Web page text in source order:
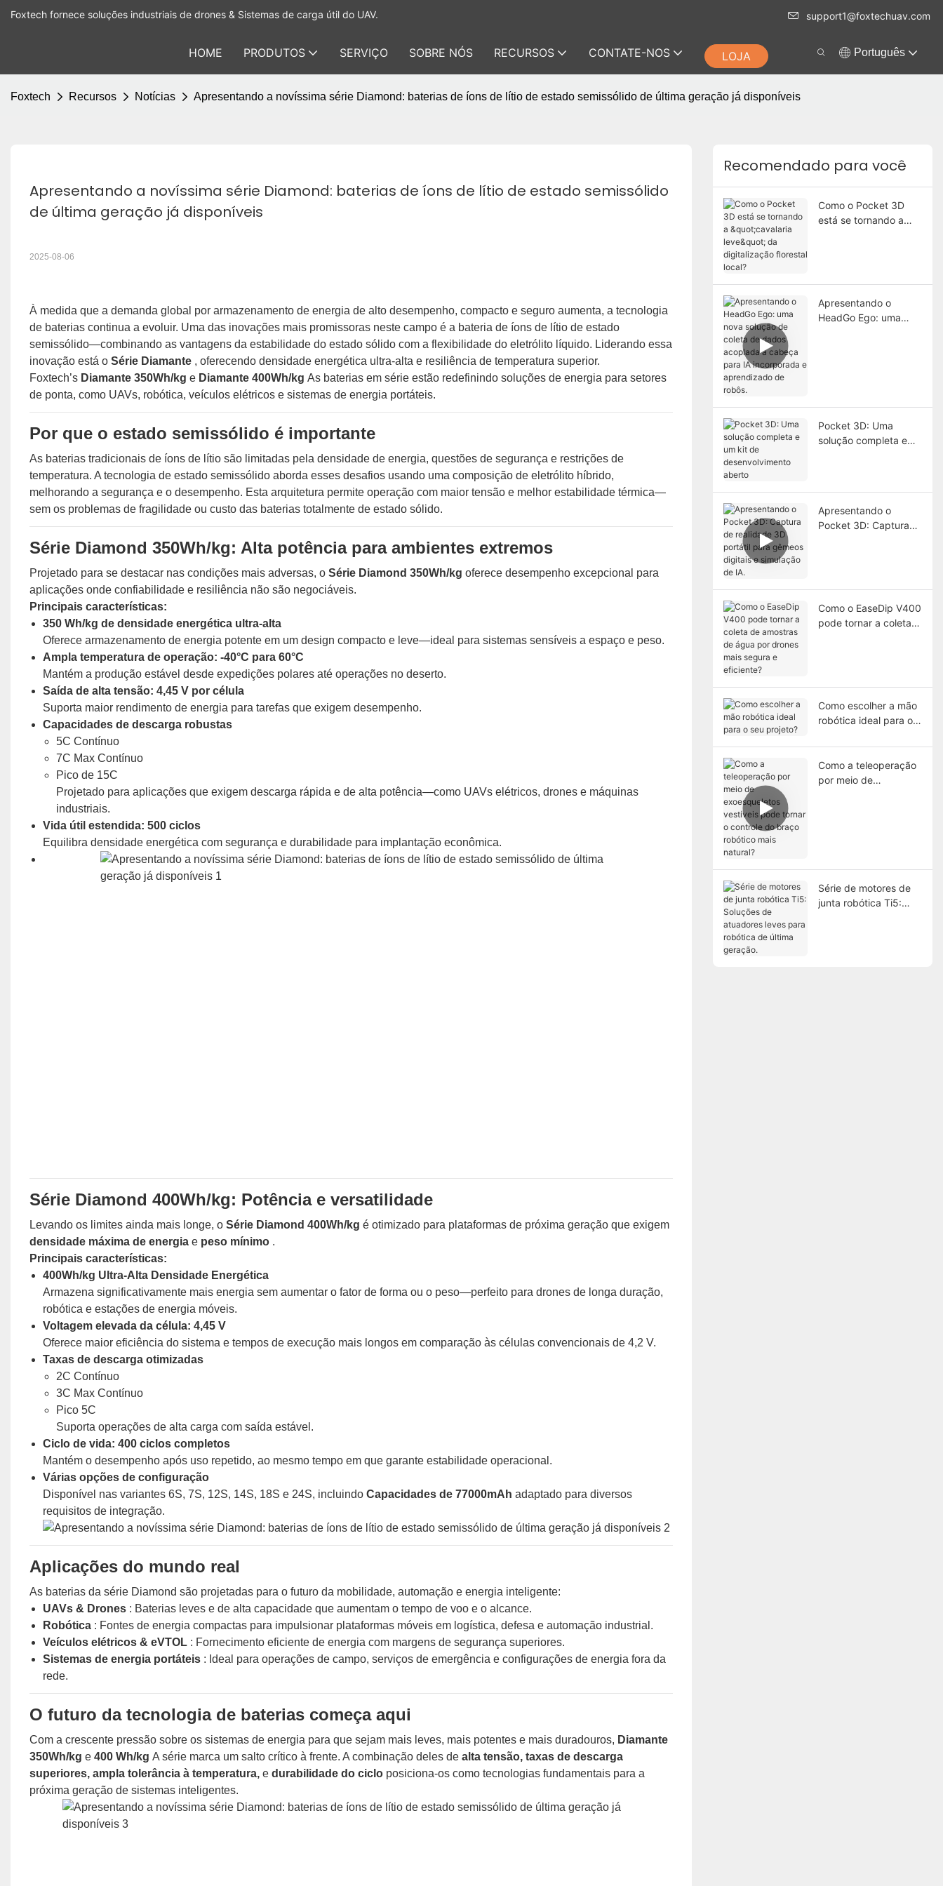
Foxtech fornece soluções industriais de drones & Sistemas de carga útil do UAV. support1@foxtechuav.com
HOME PRODUTOS SERVIÇO SOBRE NÓS RECURSOS CONTATE-NOS LOJA Português
Foxtech Recursos Notícias Apresentando a novíssima série Diamond: baterias de íons de lítio de estado semissólido de última geração já disponíveis
Apresentando a novíssima série Diamond: baterias de íons de lítio de estado semissólido
de última geração já disponíveis
2025-08-06
À medida que a demanda global por armazenamento de energia de alto desempenho, compacto e seguro aumenta, a tecnologia
de baterias continua a evoluir. Uma das inovações mais promissoras neste campo é a bateria de íons de lítio de estado
semissólido—combinando as vantagens da estabilidade do estado sólido com a flexibilidade do eletrólito líquido. Liderando essa
inovação está o Série Diamante , oferecendo densidade energética ultra-alta e resiliência de temperatura superior.
Foxtech’s Diamante 350Wh/kg e Diamante 400Wh/kg As baterias em série estão redefinindo soluções de energia para setores
de ponta, como UAVs, robótica, veículos elétricos e sistemas de energia portáteis.
Por que o estado semissólido é importante
As baterias tradicionais de íons de lítio são limitadas pela densidade de energia, questões de segurança e restrições de
temperatura. A tecnologia de estado semissólido aborda esses desafios usando uma composição de eletrólito híbrido,
melhorando a segurança e o desempenho. Esta arquitetura permite operação com maior tensão e melhor estabilidade térmica—
sem os problemas de fragilidade ou custo das baterias totalmente de estado sólido.
Série Diamond 350Wh/kg: Alta potência para ambientes extremos
Projetado para se destacar nas condições mais adversas, o Série Diamond 350Wh/kg oferece desempenho excepcional para
aplicações onde confiabilidade e resiliência não são negociáveis.
Principais características:
350 Wh/kg de densidade energética ultra-alta
Oferece armazenamento de energia potente em um design compacto e leve—ideal para sistemas sensíveis a espaço e peso.
Ampla temperatura de operação: -40°C para 60°C
Mantém a produção estável desde expedições polares até operações no deserto.
Saída de alta tensão: 4,45 V por célula
Suporta maior rendimento de energia para tarefas que exigem desempenho.
Capacidades de descarga robustas
5C Contínuo
7C Max Contínuo
Pico de 15C
Projetado para aplicações que exigem descarga rápida e de alta potência—como UAVs elétricos, drones e máquinas
industriais.
Vida útil estendida: 500 ciclos
Equilibra densidade energética com segurança e durabilidade para implantação econômica.
Série Diamond 400Wh/kg: Potência e versatilidade
Levando os limites ainda mais longe, o Série Diamond 400Wh/kg é otimizado para plataformas de próxima geração que exigem
densidade máxima de energia e peso mínimo .
Principais características:
400Wh/kg Ultra-Alta Densidade Energética
Armazena significativamente mais energia sem aumentar o fator de forma ou o peso—perfeito para drones de longa duração,
robótica e estações de energia móveis.
Voltagem elevada da célula: 4,45 V
Oferece maior eficiência do sistema e tempos de execução mais longos em comparação às células convencionais de 4,2 V.
Taxas de descarga otimizadas
2C Contínuo
3C Max Contínuo
Pico 5C
Suporta operações de alta carga com saída estável.
Ciclo de vida: 400 ciclos completos
Mantém o desempenho após uso repetido, ao mesmo tempo em que garante estabilidade operacional.
Várias opções de configuração
Disponível nas variantes 6S, 7S, 12S, 14S, 18S e 24S, incluindoCapacidades de 77000mAhadaptado para diversos
requisitos de integração.
Aplicações do mundo real
As baterias da série Diamond são projetadas para o futuro da mobilidade, automação e energia inteligente:
UAVs & Drones : Baterias leves e de alta capacidade que aumentam o tempo de voo e o alcance.
Robótica : Fontes de energia compactas para impulsionar plataformas móveis em logística, defesa e automação industrial.
Veículos elétricos & eVTOL : Fornecimento eficiente de energia com margens de segurança superiores.
Sistemas de energia portáteis : Ideal para operações de campo, serviços de emergência e configurações de energia fora da
rede.
O futuro da tecnologia de baterias começa aqui
Com a crescente pressão sobre os sistemas de energia para que sejam mais leves, mais potentes e mais duradouros, Diamante
350Wh/kg e 400 Wh/kg A série marca um salto crítico à frente. A combinação deles de alta tensão, taxas de descarga
superiores, ampla tolerância à temperatura, e durabilidade do ciclo posiciona-os como tecnologias fundamentais para a
próxima geração de sistemas inteligentes.
Recomendado para você
Como o Pocket 3D
está se tornando a
Apresentando o
HeadGo Ego: uma
robôs.
Pocket 3D: Uma
solução completa e
Apresentando o
Pocket 3D: Captura
Como o EaseDip V400
pode tornar a coleta
Como escolher a mão
robótica ideal para o
Como a teleoperação
por meio de
Série de motores de
junta robótica Ti5: